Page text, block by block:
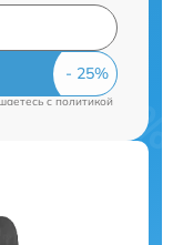
cполитикой